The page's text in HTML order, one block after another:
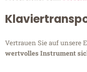
Vertrauen Sie auf unsere
wertvolles Instrument